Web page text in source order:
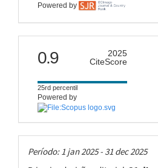
Powered by
citescore
0.9
2025
CiteScore
25rd percentil
Powered by
Taxas
Período: 1 jan 2025 - 31 dec 2025